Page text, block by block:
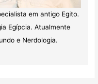
em antigo Egito.
Egípcia. Atualmente
e Nerdologia.